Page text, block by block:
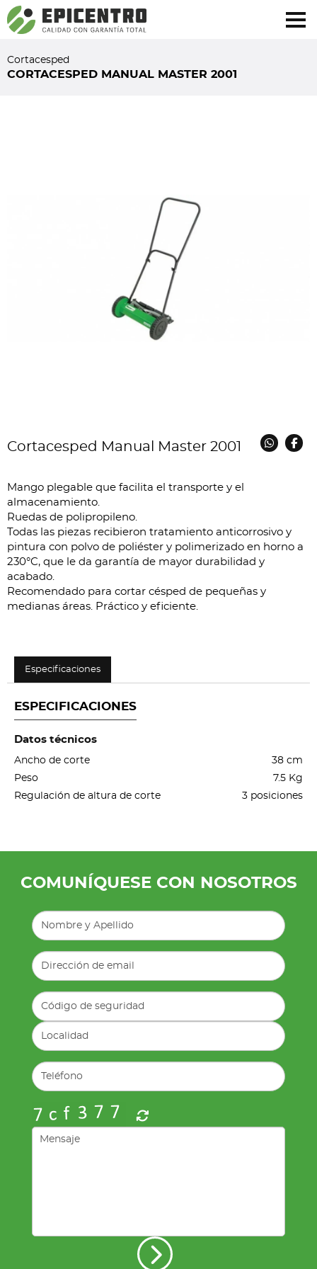
¿Olvidó su contraseña?Regístrese aquí
Cortacesped
CORTACESPED MANUAL MASTER 2001
Cortacesped Manual Master 2001
Mango plegable que facilita el transporte y el
almacenamiento.
Ruedas de polipropileno.
Todas las piezas recibieron tratamiento anticorrosivo y
pintura con polvo de poliéster y polimerizado en horno a
230°C, que le da garantía de mayor durabilidad y
acabado.
Recomendado para cortar césped de pequeñas y
medianas áreas. Práctico y eficiente.
Especificaciones
ESPECIFICACIONES
Datos técnicos
Ancho de corte
38 cm
Peso
7.5 Kg
Regulación de altura de corte
3 posiciones
COMUNÍQUESE CON NOSOTROS